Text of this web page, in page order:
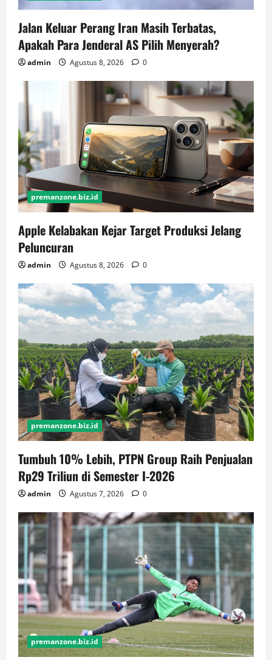
Jalan Keluar Perang Iran Masih Terbatas,
Apakah Para Jenderal AS Pilih Menyerah?
admin Agustus 8, 2026 0
premanzone.biz.id
Apple Kelabakan Kejar Target Produksi Jelang
Peluncuran
admin Agustus 8, 2026 0
premanzone.biz.id
Tumbuh 10% Lebih, PTPN Group Raih Penjualan
Rp29 Triliun di Semester I-2026
admin Agustus 7, 2026 0
premanzone.biz.id